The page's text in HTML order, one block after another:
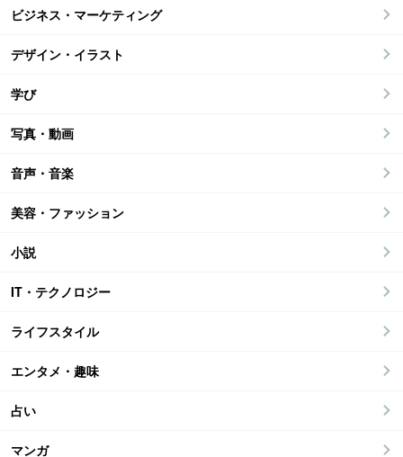
ビジネス・マーケティング
デザイン・イラスト
学び
写真・動画
音声・音楽
美容・ファッション
小説
IT・テクノロジー
ライフスタイル
エンタメ・趣味
占い
マンガ